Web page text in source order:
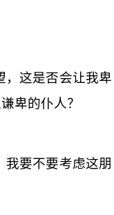
，这是否会让我卑
卑的仆人？
我要不要考虑这朋